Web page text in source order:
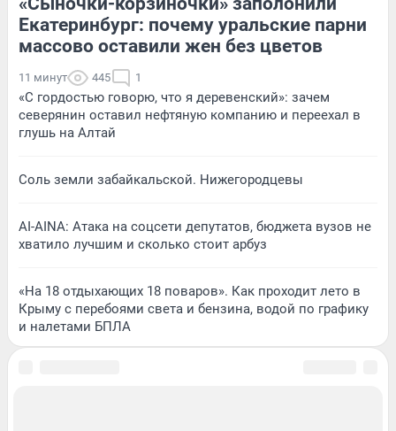
Екатеринбург: почему уральские парни
массово оставили жен без цветов
11 минут 445 1
«С гордостью говорю, что я деревенский»: зачем
северянин оставил нефтяную компанию и переехал в
глушь на Алтай
Соль земли забайкальской. Нижегородцевы
AI-AINA: Атака на соцсети депутатов, бюджета вузов не
хватило лучшим и сколько стоит арбуз
«На 18 отдыхающих 18 поваров». Как проходит лето в
Крыму с перебоями света и бензина, водой по графику
и налетами БПЛА